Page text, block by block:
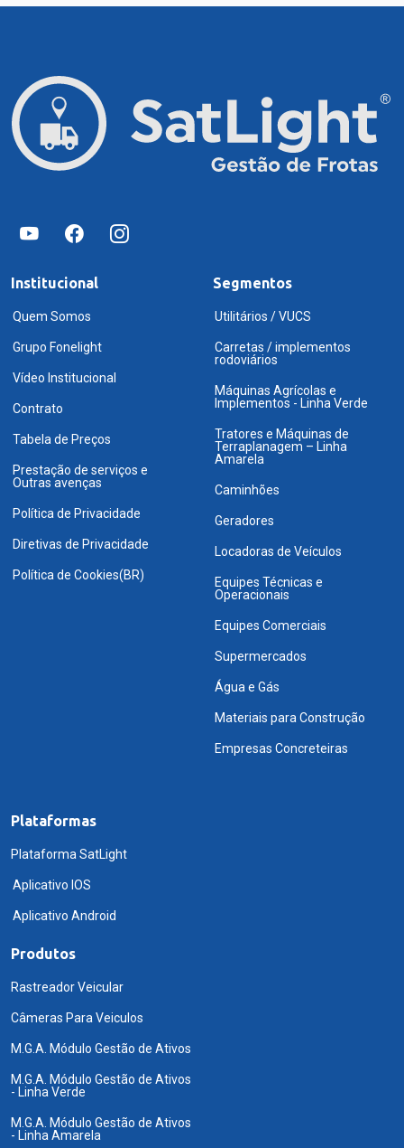
Institucional
Quem Somos
Grupo Fonelight
Vídeo Institucional
Contrato
Tabela de Preços
Prestação de serviços e
Outras avenças
Política de Privacidade
Diretivas de Privacidade
Política de Cookies(BR)
Segmentos
Utilitários / VUCS
Carretas / implementos
rodoviários
Máquinas Agrícolas e
Implementos - Linha Verde
Tratores e Máquinas de
Terraplanagem – Linha
Amarela
Caminhões
Geradores
Locadoras de Veículos
Equipes Técnicas e
Operacionais
Equipes Comerciais
Supermercados
Água e Gás
Materiais para Construção
Empresas Concreteiras
Plataformas
Plataforma SatLight
Aplicativo IOS
Aplicativo Android
Produtos
Rastreador Veicular
Câmeras Para Veiculos
M.G.A. Módulo Gestão de Ativos
M.G.A. Módulo Gestão de Ativos
- Linha Verde
M.G.A. Módulo Gestão de Ativos
- Linha Amarela